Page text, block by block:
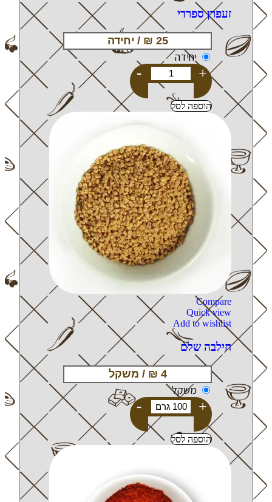
זעפרן ספרדי
יחידה
+
-
הוספה לסל
Compare
Quick view
Add to wishlist
חילבה שלם
משקל
+
-
הוספה לסל